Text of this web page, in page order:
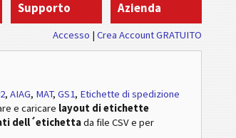
Supporto Azienda
Accesso Crea Account GRATUITO
, AIAG, MAT, GS1, Etichette di spedizione
e caricare layout di etichette
dell´etichettada file CSV e per